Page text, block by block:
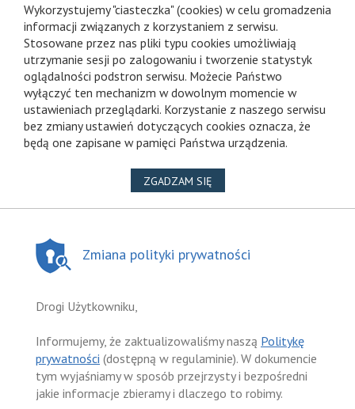
Wykorzystujemy "ciasteczka" (cookies) w celu gromadzenia
informacji związanych z korzystaniem z serwisu.
Stosowane przez nas pliki typu cookies umożliwiają
utrzymanie sesji po zalogowaniu i tworzenie statystyk
oglądalności podstron serwisu. Możecie Państwo
wyłączyć ten mechanizm w dowolnym momencie w
ustawieniach przeglądarki. Korzystanie z naszego serwisu
bez zmiany ustawień dotyczących cookies oznacza, że
będą one zapisane w pamięci Państwa urządzenia.
ZGADZAM SIĘNA WYKORZYSTANIE PLIKÓW
Zmiana polityki prywatności
Drogi Użytkowniku,
Informujemy, że zaktualizowaliśmy naszą Politykę
prywatności (dostępną w regulaminie). W dokumencie
tym wyjaśniamy w sposób przejrzysty i bezpośredni
jakie informacje zbieramy i dlaczego to robimy.